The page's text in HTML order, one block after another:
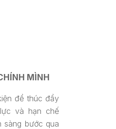
MÌNH
để thúc đẩy
và hạn chế
sàng bước qua